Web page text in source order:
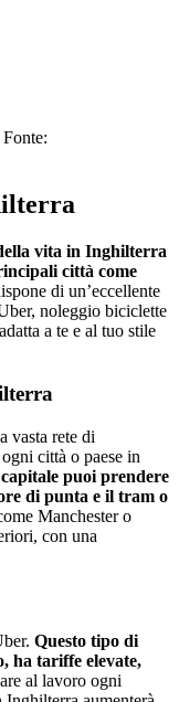
vita in Inghilterra
città come
di un’eccellente
noleggio biciclette
a te e al tuo stile
vasta rete di
città o paese in
puoi prendere
di punta e il tram o
Manchester o
con una
Questo tipo di
ha tariffe elevate,
al lavoro ogni